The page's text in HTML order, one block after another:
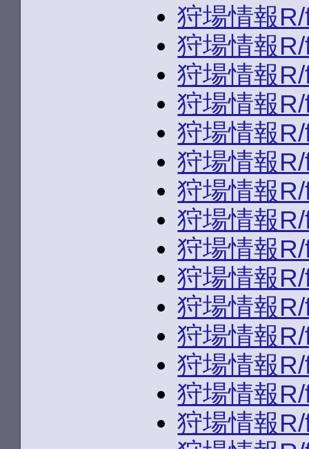
狩場情報
狩場情報
狩場情報
狩場情報
狩場情報
狩場情報
狩場情報
狩場情報
狩場情報
狩場情報
狩場情報
狩場情報
狩場情報
狩場情報
狩場情報